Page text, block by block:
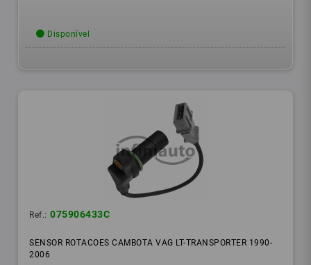
Disponível
Ref.: 075906433C
SENSOR ROTACOES CAMBOTA VAG LT-TRANSPORTER 1990-
2006